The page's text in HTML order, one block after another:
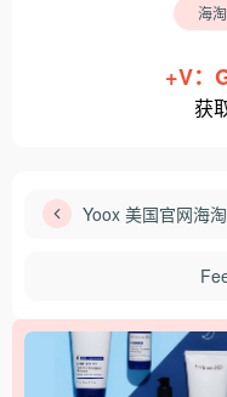
海
+V：
获
Yoox 美国官网海